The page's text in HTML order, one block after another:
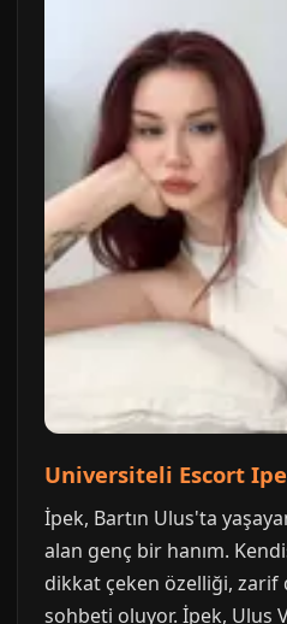
Universiteli Escort
İpek, Bartın Ulus'ta
alan genç bir hanım.
dikkat çeken özelliği,
sohbeti oluyor. İpek, Ulus